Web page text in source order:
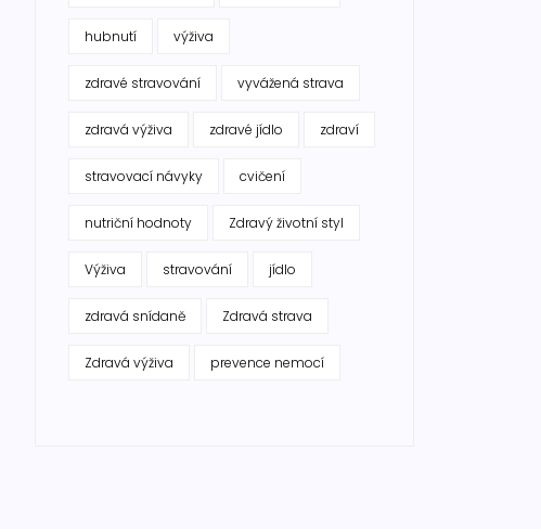
hubnutí výživa
zdravé stravování vyvážená strava
zdravá výživa zdravé jídlo zdraví
stravovací návyky cvičení
nutriční hodnoty Zdravý životní styl
Výživa stravování jídlo
zdravá snídaně Zdravá strava
Zdravá výživa prevence nemocí